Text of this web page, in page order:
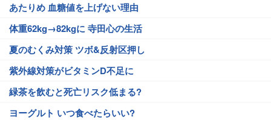
あたりめ 血糖値を上げない理由
体重62kg→82kgに 寺田心の生活
夏のむくみ対策 ツボ&反射区押し
紫外線対策がビタミンD不足に
緑茶を飲むと死亡リスク低まる?
ヨーグルト いつ食べたらいい?